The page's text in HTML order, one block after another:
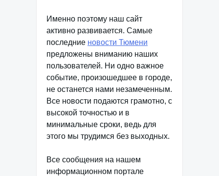
Именно поэтому наш сайт
активно развивается. Самые
последние новости Тюмени
предложены вниманию наших
пользователей. Ни одно важное
событие, произошедшее в городе,
не останется нами незамеченным.
Все новости подаются грамотно, с
высокой точностью и в
минимальные сроки, ведь для
этого мы трудимся без выходных.
Все сообщения на нашем
информационном портале